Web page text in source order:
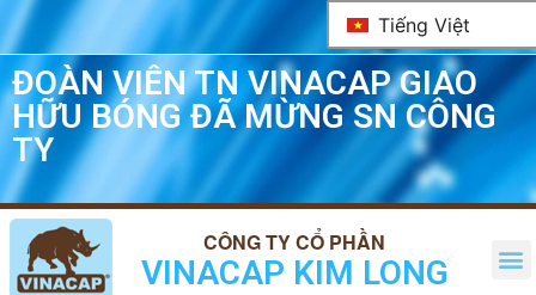
Tiếng Việt
ĐOÀN VIÊN TN VINACAP GIAO
HỮU BÓNG ĐÃ MỪNG SN CÔNG
TY
VINACAP KIM LONG